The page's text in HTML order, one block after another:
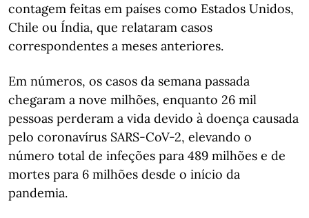
contagem feitas em países como Estados Unidos,
Chile ou Índia, que relataram casos
correspondentes a meses anteriores.
Em números, os casos da semana passada
chegaram a nove milhões, enquanto 26 mil
pessoas perderam a vida devido à doença causada
pelo coronavírus SARS-CoV-2, elevando o
número total de infeções para 489 milhões e de
mortes para 6 milhões desde o início da
pandemia.